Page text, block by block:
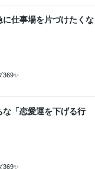
仕事場を片づけたくな
「恋愛運を下げる行